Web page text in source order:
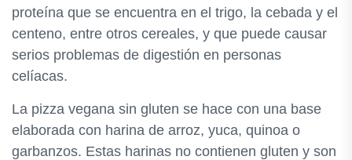
proteína que se encuentra en el trigo, la cebada y el
centeno, entre otros cereales, y que puede causar
serios problemas de digestión en personas
celíacas.
La pizza vegana sin gluten se hace con una base
elaborada con harina de arroz, yuca, quinoa o
garbanzos. Estas harinas no contienen gluten y son